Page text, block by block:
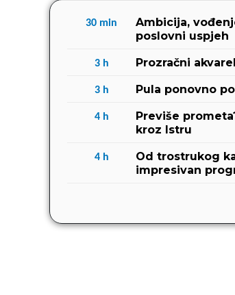
30 min
Ambicija,
poslovni uspjeh
3 h Prozračni
3 h Pula ponovno
4 h
Previše
kroz Istru
4 h
Od trostrukog
impresivan